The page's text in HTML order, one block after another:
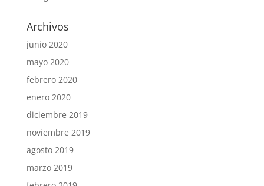
Archivos
junio 2020
mayo 2020
febrero 2020
enero 2020
diciembre 2019
noviembre 2019
agosto 2019
marzo 2019